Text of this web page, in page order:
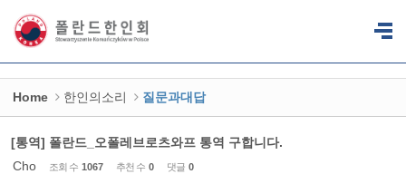
Home 한인의소리 질문과대답
[통역] 폴란드_오폴레브로츠와프 통역 구합니다.
Cho
조회 수 1067 추천 수 0 댓글 0